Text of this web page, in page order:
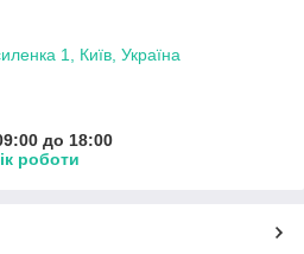
1, Київ, Україна
до 18:00
роботи